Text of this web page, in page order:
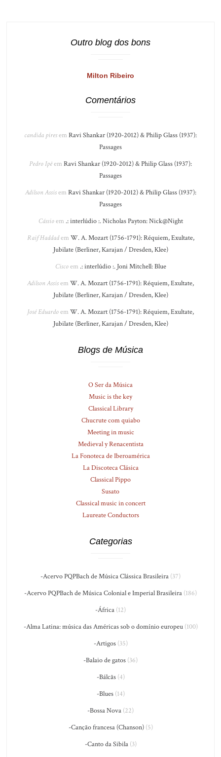
Outro blog dos bons
Milton Ribeiro
Comentários
candida piresem Ravi Shankar (1920-2012) & Philip Glass (1937):
Passages
Pedro Ipêem Ravi Shankar (1920-2012) & Philip Glass (1937):
Passages
Adilson Assisem Ravi Shankar (1920-2012) & Philip Glass (1937):
Passages
Cássioem .: interlúdio :. Nicholas Payton: Nick@Night
Raif Haddadem W. A. Mozart (1756-1791): Réquiem, Exultate,
Jubilate (Berliner, Karajan / Dresden, Klee)
Ciscoem .: interlúdio :. Joni Mitchell: Blue
Adilson Assisem W. A. Mozart (1756-1791): Réquiem, Exultate,
Jubilate (Berliner, Karajan / Dresden, Klee)
José Eduardoem W. A. Mozart (1756-1791): Réquiem, Exultate,
Jubilate (Berliner, Karajan / Dresden, Klee)
Blogs de Música
O Ser da Música
Music is the key
Classical Library
Chucrute com quiabo
Meeting in music
Medieval y Renacentista
La Fonoteca de Iberoamérica
La Discoteca Clásica
Classical Pippo
Susato
Classical music in concert
Laureate Conductors
Categorias
-Acervo PQPBach de Música Clássica Brasileira (37)
-Acervo PQPBach de Música Colonial e Imperial Brasileira (186)
-África (12)
-Alma Latina: música das Américas sob o domínio europeu(100)
-Artigos(35)
-Balaio de gatos (36)
-Bálcãs(4)
-Blues(14)
-Bossa Nova (22)
-Canção francesa (Chanson)(5)
-Canto da Sibila(3)